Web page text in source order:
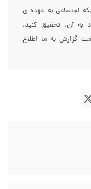
اجتماعی به عهده ی
به آن، تحقیق کنید،
گزارش به ما اطلاع